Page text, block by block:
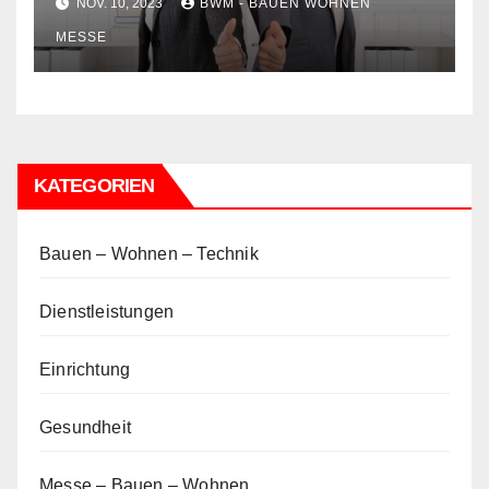
MESSE
KATEGORIEN
Bauen – Wohnen – Technik
Dienstleistungen
Einrichtung
Gesundheit
Messe – Bauen – Wohnen